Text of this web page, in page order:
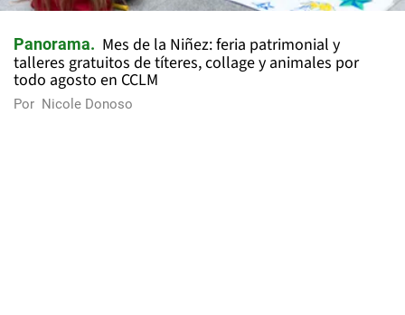
Panorama
Mes de la Niñez: feria patrimonial y
talleres gratuitos de títeres, collage y animales por
todo agosto en CCLM
Por Nicole Donoso